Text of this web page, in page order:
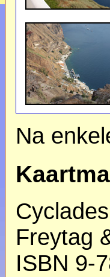
Na
Freytag
ISBN 9-